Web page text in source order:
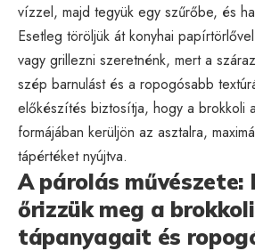
vízzel, majd tegyük egy szűrőbe, és
Esetleg töröljük át konyhai
vagy grillezni szeretnénk, mert a
szép barnulást és a ropogósabb
előkészítés biztosítja, hogy a brokkoli
formájában kerüljön az asztalra,
tápértéket nyújtva.
A párolás művészete:
őrizzük meg a brokkoli
tápanyagait és